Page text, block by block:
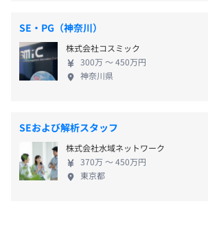
◎産休・育休の復帰率は男女ともに100%
※2024年度実績
■時間外手当
■住宅手当
■家族手当
■役職手当
SE・PG（神奈川）
株式会社コスミック
300万 〜 450万円
神奈川県
SEおよび解析スタッフ
株式会社水域ネットワーク
370万 〜 450万円
東京都